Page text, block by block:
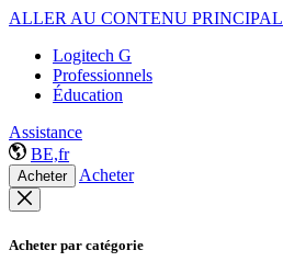
ALLER AU CONTENU PRINCIPAL
Logitech G
Professionnels
Éducation
Assistance
BE,fr
Acheter Acheter
Acheter par catégorie